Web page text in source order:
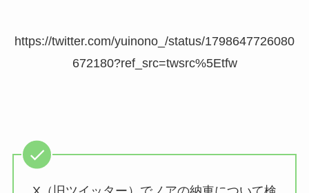
https://twitter.com/yuinono_/status/1798647726080
672180?ref_src=twsrc%5Etfw